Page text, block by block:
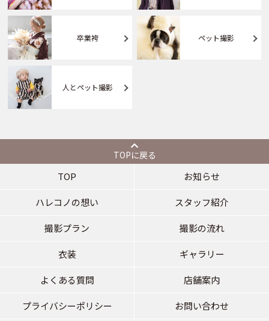
卒業袴 ペット撮影
人とペット撮影
TOPに戻る
TOP お知らせ
ハレコノの想い スタッフ紹介
撮影プラン 撮影の流れ
衣装 ギャラリー
よくある質問 店舗案内
プライバシーポリシー お問い合わせ